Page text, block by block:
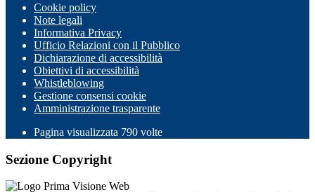
Cookie policy
Note legali
Informativa Privacy
Ufficio Relazioni con il Pubblico
Dichiarazione di accessibilità
Obiettivi di accessibilità
Whistleblowing
Gestione consensi cookie
Amministrazione trasparente
Pagina visualizzata 790 volte
Sezione Copyright